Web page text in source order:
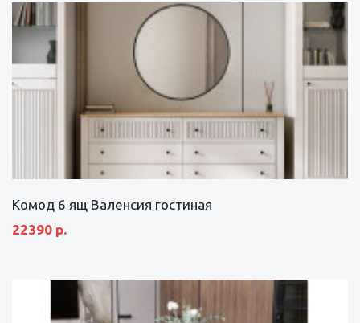
Комод 6 ящ Валенсия гостиная
22390 р.